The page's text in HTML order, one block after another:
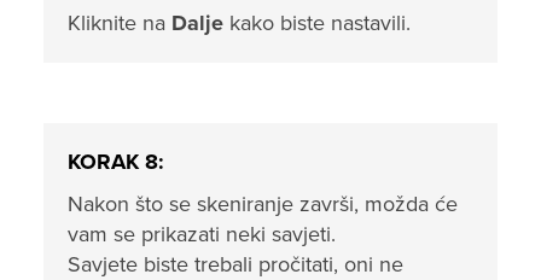
Kliknite na Dalje kako biste nastavili.
KORAK 8:
Nakon što se skeniranje završi, možda će
vam se prikazati neki savjeti.
Savjete biste trebali pročitati, oni ne